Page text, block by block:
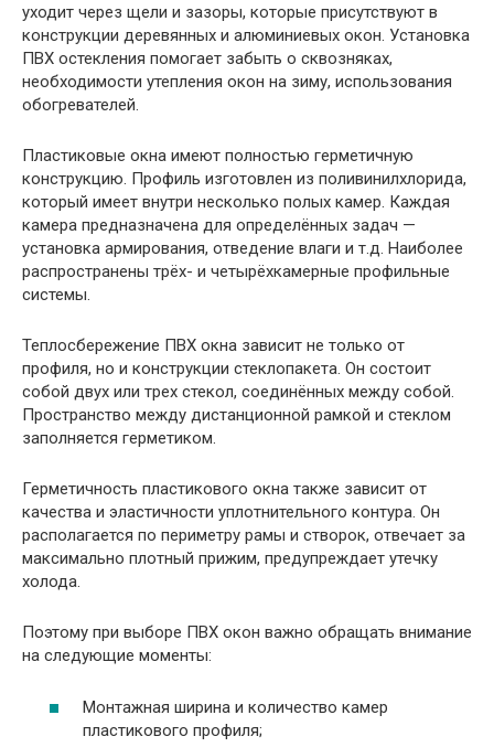
уходит через щели и зазоры, которые присутствуют в
конструкции деревянных и алюминиевых окон. Установка
ПВХ остекления помогает забыть о сквозняках,
необходимости утепления окон на зиму, использования
обогревателей.
Пластиковые окна имеют полностью герметичную
конструкцию. Профиль изготовлен из поливинилхлорида,
который имеет внутри несколько полых камер. Каждая
камера предназначена для определённых задач —
установка армирования, отведение влаги и т.д. Наиболее
распространены трёх- и четырёхкамерные профильные
системы.
Теплосбережение ПВХ окна зависит не только от
профиля, но и конструкции стеклопакета. Он состоит
собой двух или трех стекол, соединённых между собой.
Пространство между дистанционной рамкой и стеклом
заполняется герметиком.
Герметичность пластикового окна также зависит от
качества и эластичности уплотнительного контура. Он
располагается по периметру рамы и створок, отвечает за
максимально плотный прижим, предупреждает утечку
холода.
Поэтому при выборе ПВХ окон важно обращать внимание
на следующие моменты:
Монтажная ширина и количество камер
пластикового профиля;